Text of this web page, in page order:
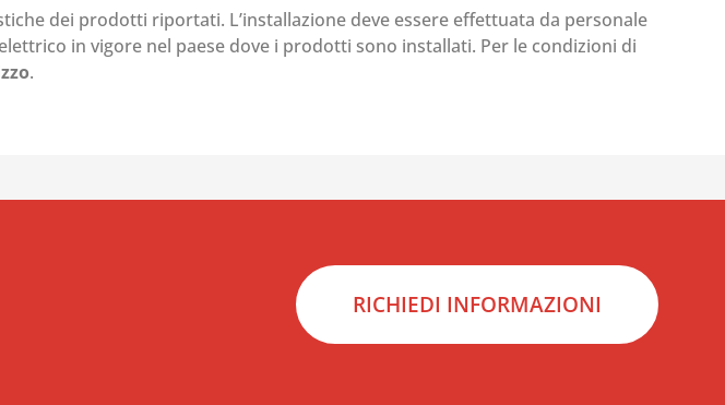
dei prodotti riportati. L’installazione deve essere effettuata da personale
in vigore nel paese dove i prodotti sono installati. Per le condizioni di
.
RICHIEDI INFORMAZIONI